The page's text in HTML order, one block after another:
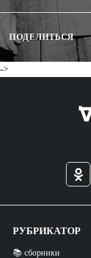
ПОДЕЛИТЬСЯ
->
РУБРИКАТОР
📚 сборники